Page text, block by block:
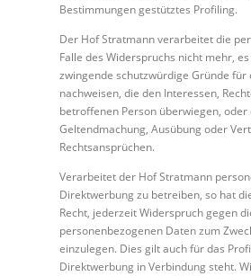
Bestimmungen gestütztes Profiling.
Der Hof Stratmann verarbeitet die
Falle des Widerspruchs nicht mehr,
zwingende schutzwürdige Gründe für
nachweisen, die den Interessen,
betroffenen Person überwiegen,
Geltendmachung, Ausübung oder
Rechtsansprüchen.
Verarbeitet der Hof Stratmann
Direktwerbung zu betreiben, so hat
Recht, jederzeit Widerspruch gegen
personenbezogenen Daten zum
einzulegen. Dies gilt auch für das
Direktwerbung in Verbindung steht.